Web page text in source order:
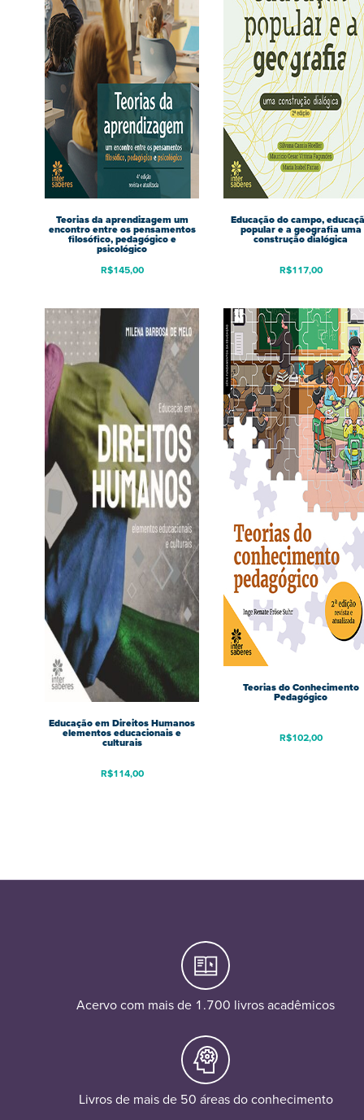
Teorias da aprendizagem um
encontro entre os pensamentos
filosófico, pedagógico e
psicológico
R$145,00
Educação do campo,
popular e a geografia uma
construção dialógica
R$117,00
Educação em Direitos Humanos
elementos educacionais e
culturais
R$114,00
Teorias do Conhecimento
Pedagógico
R$102,00
Acervo com mais de 1.700 livros acadêmicos
Livros de mais de 50 áreas do conhecimento